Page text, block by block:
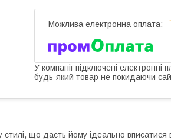
У компанії підключені електронні
будь-який товар не покидаючи
що дасть йому ідеально вписатися